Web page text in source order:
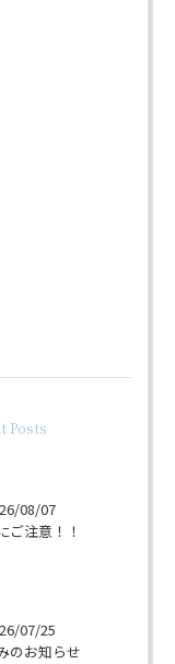
Posts
08/07
ご注意！！
07/25
のお知らせ